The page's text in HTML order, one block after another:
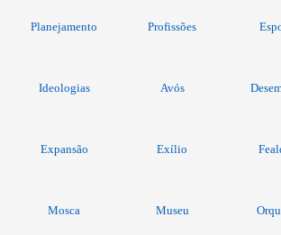
Planejamento Profissões
Ideologias Avós
Expansão Exílio
Mosca Museu